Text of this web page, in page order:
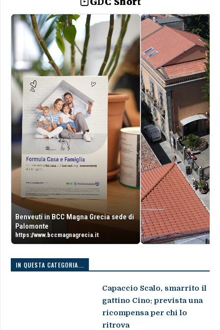
Benveuti in BCC Magna Grecia sede di
Palomonte
https://www.bccmagnagrecia.it
IN QUESTA CATEGORIA...
Capaccio Scalo, smarrito il
gattino Cino: prevista una
ricompensa per chi lo
ritrova